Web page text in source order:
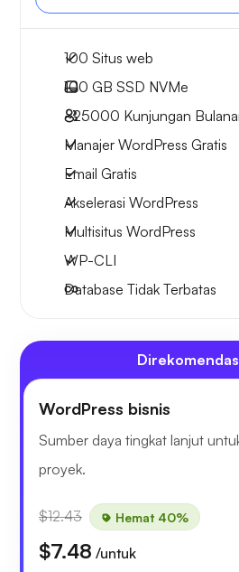
100 Situs web
100 GB SSD NVMe
~25000 Kunjungan
Manajer WordPress Gratis
Email Gratis
Akselerasi WordPress
Multisitus WordPress
WP-CLI
Database Tidak Terbatas
WordPress bisnis
Sumber daya tingkat lanjut
proyek.
$12.43 Hemat 40%
$7.48 /untuk